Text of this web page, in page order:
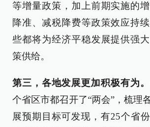
等增量政策，加上前期实施的
降准、减税降费等政策效应持
些都将为经济平稳发展提供强
策供给。
第三，各地发展更加积极有为。
个省区市都召开了“两会”，梳理
展预期目标可发现，有25个省